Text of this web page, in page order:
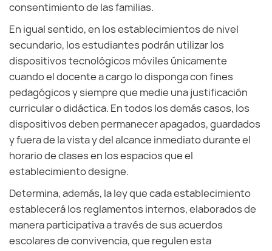
consentimiento de las familias.
En igual sentido, en los establecimientos de nivel
secundario, los estudiantes podrán utilizar los
dispositivos tecnológicos móviles únicamente
cuando el docente a cargo lo disponga con fines
pedagógicos y siempre que medie una justificación
curricular o didáctica. En todos los demás casos, los
dispositivos deben permanecer apagados, guardados
y fuera de la vista y del alcance inmediato durante el
horario de clases en los espacios que el
establecimiento designe.
Determina, además, la ley que cada establecimiento
establecerá los reglamentos internos, elaborados de
manera participativa a través de sus acuerdos
escolares de convivencia, que regulen esta